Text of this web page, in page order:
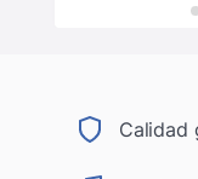
Calidad